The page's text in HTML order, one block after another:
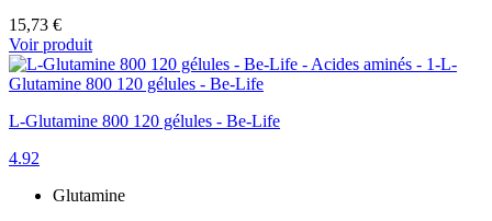
15,73 €
Voir produit
L-Glutamine 800 120 gélules - Be-Life
4.92
Glutamine